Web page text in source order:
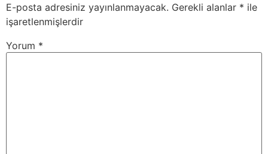
E-posta adresiniz yayınlanmayacak. Gerekli alanlar * ile
işaretlenmişlerdir
Yorum *